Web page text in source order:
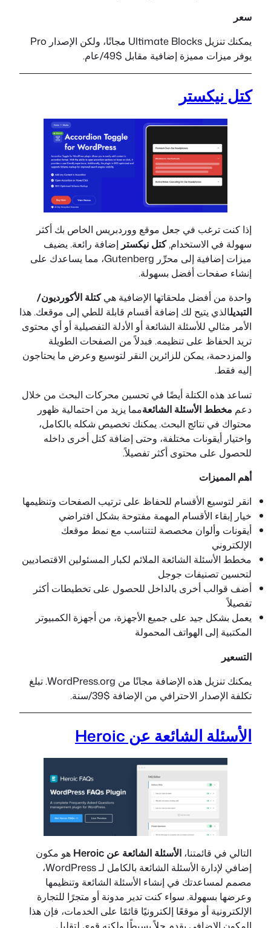
سعر
يمكنك تنزيل Ultimate Blocks مجانًا، ولكن الإصدار Pro
يوفر ميزات مميزة إضافية مقابل $49/عام.
كتل نيكستر
إذا كنت ترغب في جعل موقع ووردبريس الخاص بك أكثر
سهولة في الاستخدام,كتل نيكستر إضافة رائعة. يضيف
ميزات إضافية إلى محرِّر Gutenberg، مما يساعدك على
إنشاء صفحات أفضل بسهولة.
واحدة من أفضل ملحقاتها الإضافية هيكتلة الأكورديون/
التبديلالذي يتيح لك إضافة أقسام قابلة للطي إلى موقعك. هذا
الأمر مثالي للأسئلة الشائعة أو الأدلة التفصيلية أو أي محتوى
تريد الحفاظ على تنظيمه. فبدلاً من الصفحات الطويلة
والمزدحمة، يمكن للزائرين النقر لتوسيع وعرض ما يحتاجون
إليه فقط.
تساعد هذه الكتلة أيضًا في تحسين محركات البحث من خلال
دعم مخطط الأسئلة الشائعةمما يزيد من احتمالية ظهور
محتواك في نتائج البحث. يمكنك تخصيص شكله بالكامل،
واختيار أيقونات مختلفة، وحتى إضافة كتل أخرى داخله
للحصول على محتوى أكثر تفصيلاً.
أهم المميزات
انقر لتوسيع الأقسام للحفاظ على ترتيب الصفحات وتنظيمها
خيار إبقاء الأقسام المهمة مفتوحة بشكل افتراضي
أيقونات وألوان مخصصة لتتناسب مع نمط موقعك
الإلكتروني
مخطط الأسئلة الشائعة الملائم لكبار المسئولين الاقتصاديين
لتحسين تصنيفات جوجل
أضف قوالب أخرى بالداخل للحصول على تخطيطات أكثر
تفصيلاً
يعمل بشكل جيد على جميع الأجهزة، من أجهزة الكمبيوتر
المكتبية إلى الهواتف المحمولة
التسعير
يمكنك تنزيل هذه الإضافة مجانًا من WordPress.org. تبلغ
تكلفة الإصدار الاحترافي من الإضافة $39/سنة.
الأسئلة الشائعة عن Heroic
التالي في قائمتنا، الأسئلة الشائعة عن Heroic
هو مكون
إضافي لإدارة الأسئلة الشائعة بالكامل لـ WordPress،
مصمم لمساعدتك في إنشاء الأسئلة الشائعة وتنظيمها
وعرضها بسهولة. سواء كنت تدير مدونة أو متجرًا للتجارة
الإلكترونية أو موقعًا إلكترونيًا قائمًا على الخدمات، فإن هذا
المكون الإضافي يقدم حلاً بسيطًا ولكنه قوي لتقليل